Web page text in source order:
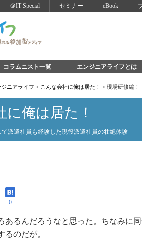
＠IT Special セミナー eBook
コラムニスト一覧 エンジニアライフとは
ジニアライフ > こんな会社に俺は居た！ > 現場研修編！
に俺は居た！
派遣社員も経験した現役派遣社員の壮絶体験
0
あるんだろうなと思った。ちなみに
るのだが。